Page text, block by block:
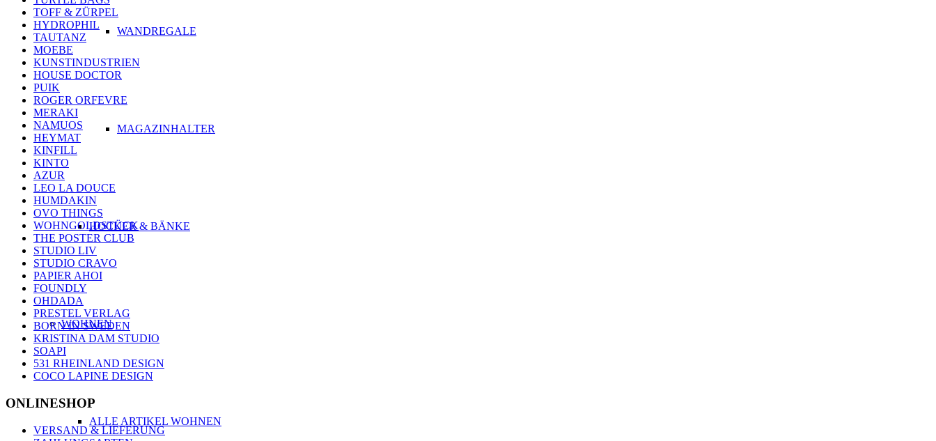
WANDREGALE
MAGAZINHALTER
HOCKER & BÄNKE
WOHNEN
ALLE ARTIKEL WOHNEN
TOFF & ZÜRPEL
HYDROPHIL
TAUTANZ
MOEBE
KUNSTINDUSTRIEN
HOUSE DOCTOR
PUIK
ROGER ORFEVRE
MERAKI
NAMUOS
HEYMAT
KINFILL
KINTO
AZUR
LEO LA DOUCE
HUMDAKIN
OVO THINGS
WOHNGOLDSTÜCK
THE POSTER CLUB
STUDIO LIV
STUDIO CRAVO
PAPIER AHOI
FOUNDLY
OHDADA
PRESTEL VERLAG
BORN IN SWEDEN
KRISTINA DAM STUDIO
SOAPI
531 RHEINLAND DESIGN
COCO LAPINE DESIGN
ONLINESHOP
VERSAND & LIEFERUNG